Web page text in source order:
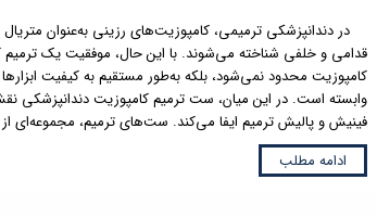
در دندانپزشکی ترمیمی، کامپوزیت‌های رزینی به‌عنوان
قدامی و خلفی شناخته می‌شوند. با این حال، موفقیت یک ترمیم
کامپوزیت محدود نمی‌شود، بلکه به‌طور مستقیم به کیفیت
وابسته است. در این میان، ست ترمیم کامپوزیت دندانپزشکی
فینیش و پالیش ترمیم ایفا می‌کند. ست‌های ترمیم، مجموعه‌ای از
ادامه مطلب